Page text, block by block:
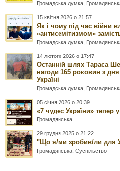
Громадська думка
15 квітня 2026 о 21:57
Як і чому під час війни
«антисемітизмом»
Громадська думка
14 лютого 2026 о 17:47
Останній шлях Тараса
нагоди 165 роковин з
Україні
Громадська думка
05 січня 2026 о 20:39
«7 чудес України» тепер
Громадянська
29 грудня 2025 о 21:22
"Що я/ми зробив/ли для
Громадянська ,Суспільство